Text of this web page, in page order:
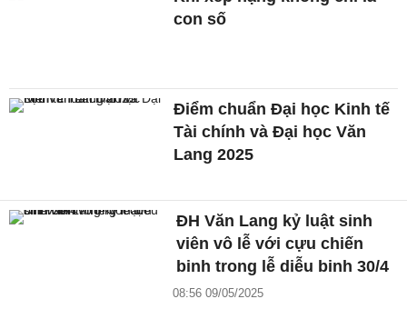
con số
Điểm chuẩn Đại học Kinh tế
Tài chính và Đại học Văn
Lang 2025
ĐH Văn Lang kỷ luật sinh
viên vô lễ với cựu chiến
binh trong lễ diễu binh 30/4
08:56 09/05/2025